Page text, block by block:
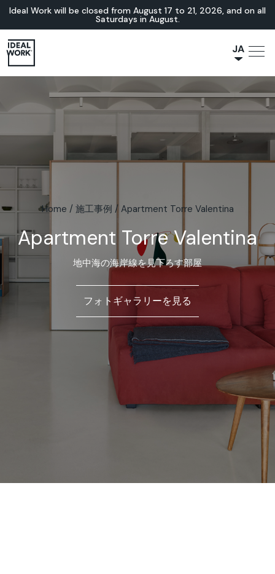
Ideal Work will be closed from August 17 to 21, 2026, and on all
Saturdays in August.
JA
IT
FR
DE
Home / 施工事例 / Apartment Torre Valentina
Apartment Torre Valentina
地中海の海岸線を見下ろす部屋
フォトギャラリーを見る